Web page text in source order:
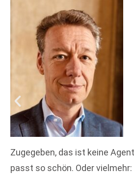
Zugegeben, das ist keine
passt so schön. Oder